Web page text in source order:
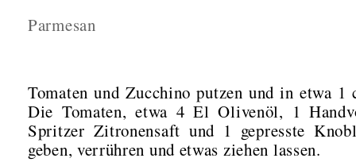
Parmesan
Tomaten und Zucchino putzen und in etwa 1
Die Tomaten, etwa 4 El Olivenöl, 1
Spritzer Zitronensaft und 1 gepresste
geben, verrühren und etwas ziehen lassen.